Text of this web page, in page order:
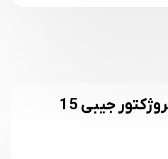
پایه سقفی ویدئو پروژکتور جیبی 15